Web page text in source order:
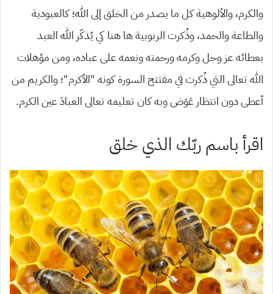
والكرم، والألوهية كل ما يصدر من الخلق إلى الله؛ كالعبودية
والطاعة والحمد، وذُكرت الربوبية ها هنا كي يُذكّر الله العبد
بعطائه عز وجل وكرمه ورحمته ونعمه على عباده، ومن مؤهلات
الله تعالى التي ذُكرت في مفتتح السورة كونه “الأكرم”؛ والكريم من
أعطى دون انتظار عَوَض وبه كان تعليمه تعالى العبادَ عين الكرم.
اقرأ باسم ربّك الذي خلق